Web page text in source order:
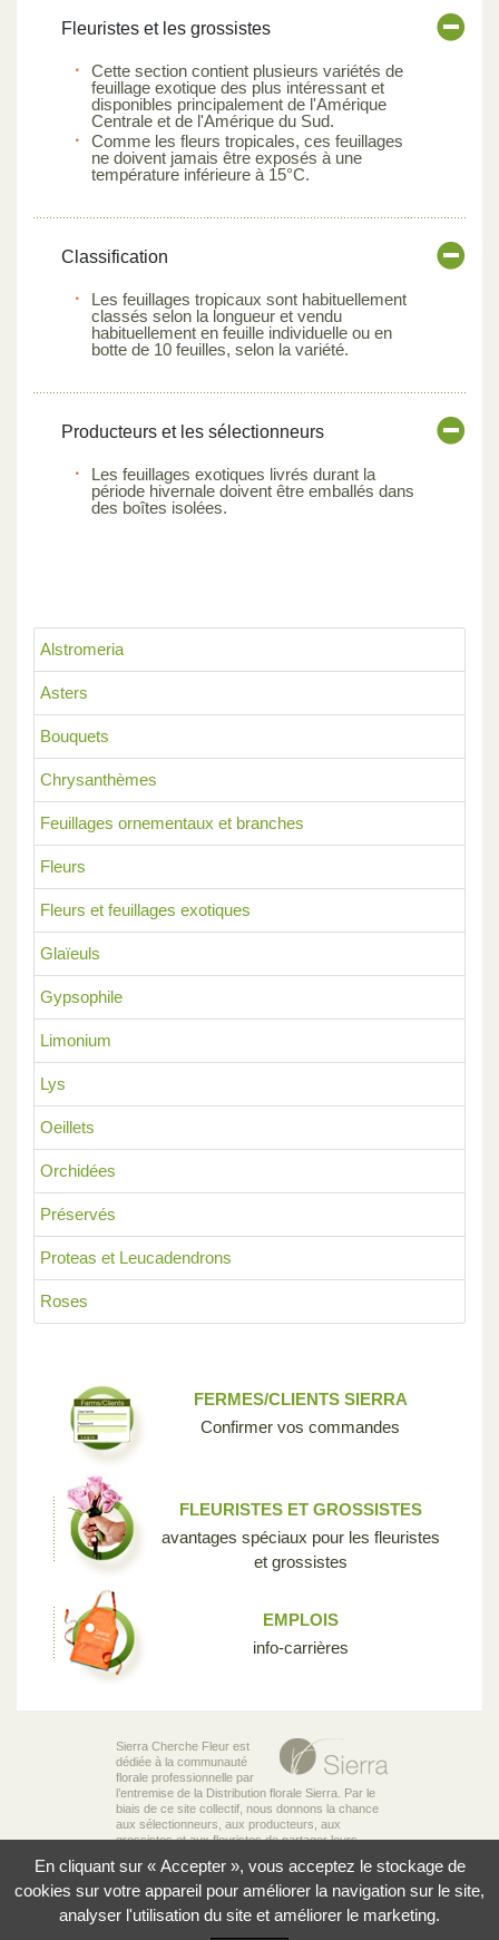
Alstromeria
Asters
Bouquets
Chrysanthèmes
Feuillages ornementaux et branches
Fleurs
Fleurs et feuillages exotiques
Glaïeuls
Gypsophile
Limonium
Lys
Oeillets
Orchidées
Préservés
Proteas et Leucadendrons
Roses
Fleuristes et les grossistes
Cette section contient plusieurs variétés de
feuillage exotique des plus intéressant et
disponibles principalement de l'Amérique
Centrale et de l'Amérique du Sud.
Comme les fleurs tropicales, ces feuillages
ne doivent jamais être exposés à une
température inférieure à 15°C.
Classification
Les feuillages tropicaux sont habituellement
classés selon la longueur et vendu
habituellement en feuille individuelle ou en
botte de 10 feuilles, selon la variété.
Producteurs et les sélectionneurs
Les feuillages exotiques livrés durant la
période hivernale doivent être emballés dans
des boîtes isolées.
FERMES/CLIENTS SIERRA
Confirmer vos commandes
FLEURISTES ET GROSSISTES
avantages spéciaux pour les fleuristes
et grossistes
EMPLOIS
info-carrières
Sierra Cherche Fleur est
dédiée à la communauté
florale professionnelle par
l’entremise de la Distribution florale Sierra. Par le
biais de ce site collectif, nous donnons la chance
aux sélectionneurs, aux producteurs, aux
grossistes et aux fleuristes de partager leurs
incroyable des fleurs qui rend notre industrie si
unique.
© 2026 Sierra Distribution Florale Ltée
En cliquant sur « Accepter », vous acceptez le stockage de
cookies sur votre appareil pour améliorer la navigation sur le site,
analyser l'utilisation du site et améliorer le marketing.